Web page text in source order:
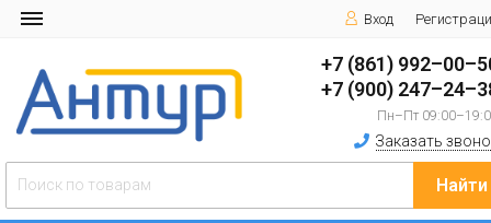
Вход
+7 (861)
+7 (900)
Пн–Пт
Заказать
Найти